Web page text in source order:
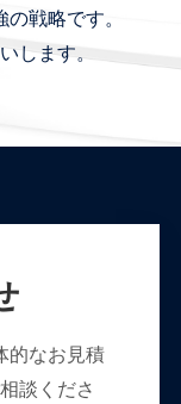
戦略です。
します。
的なお見積
談くださ